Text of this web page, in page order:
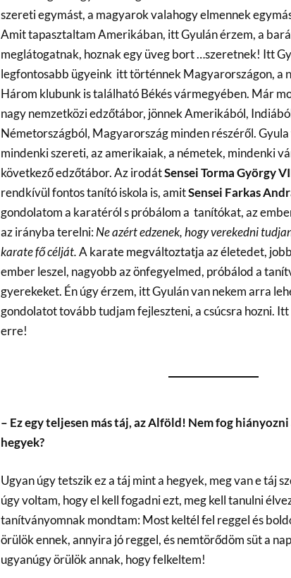
szereti egymást, a magyarok valahogy elmennek
Amit tapasztaltam Amerikában, itt Gyulán érzem, a
meglátogatnak, hoznak egy üveg bort …szeretnek! Itt
legfontosabb ügyeink itt történnek Magyarországon, a
Három klubunk is található Békés vármegyében. Már
nagy nemzetközi edzőtábor, jönnek Amerikából,
Németországból, Magyarország minden részéről.
mindenki szereti, az amerikaiak, a németek, mindenki
következő edzőtábor. Az irodátSensei Torma György
rendkívül fontos tanító iskola is, amitSensei Farkas
gondolatom a karatéról s próbálom a tanítókat, az
az irányba terelni:Ne azért edzenek, hogy verekedni
karate fő célját.A karate megváltoztatja az életedet,
ember leszel, nagyobb az önfegyelmed, próbálod a
gyerekeket. Én úgy érzem, itt Gyulán van nekem arra
gondolatot tovább tudjam fejleszteni, a csúcsra hozni.
erre!
– Ez egy teljesen más táj, az Alföld! Nem fog
hegyek?
Ugyan úgy tetszik ez a táj mint a hegyek, meg van e táj
úgy voltam, hogy el kell fogadni ezt, meg kell tanulni
tanítványomnak mondtam: Most keltél fel reggel és
örülök ennek, annyira jó reggel, és nemtörődöm süt a
ugyanúgy örülök annak, hogy felkeltem!